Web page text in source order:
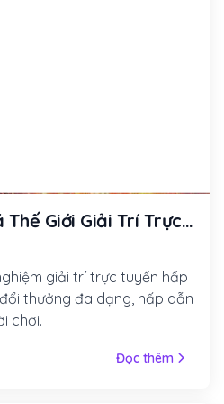
Thế Giới Giải Trí Trực
giải trí trực tuyến hấp
thưởng đa dạng, hấp dẫn
chơi.
Đọc thêm